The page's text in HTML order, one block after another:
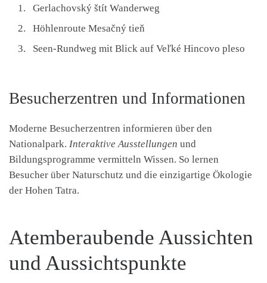
Gerlachovský štít Wanderweg
Höhlenroute Mesačný tieň
Seen-Rundweg mit Blick auf Veľké Hincovo pleso
Besucherzentren und Informationen
Moderne Besucherzentren informieren über den
Nationalpark. Interaktive Ausstellungen und
Bildungsprogramme vermitteln Wissen. So lernen
Besucher über Naturschutz und die einzigartige Ökologie
der Hohen Tatra.
Atemberaubende Aussichten
und Aussichtspunkte